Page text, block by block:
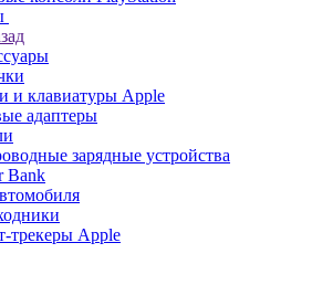
клавиатуры Apple
адаптеры
зарядные устройства
Bank
трекеры Apple